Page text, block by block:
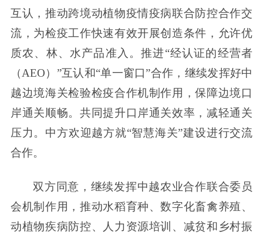
互认，推动跨境动植物疫情疫病联合防控合作交
流，为检疫工作快速有效开展创造条件，允许优
质农、林、水产品准入。推进“经认证的经营者
（AEO）”互认和“单一窗口”合作，继续发挥好中
越边境海关检验检疫合作机制作用，保障边境口
岸通关顺畅。共同提升口岸通关效率，减轻通关
压力。中方欢迎越方就“智慧海关”建设进行交流
合作。
双方同意，继续发挥中越农业合作联合委员
会机制作用，推动水稻育种、数字化畜禽养殖、
动植物疾病防控、人力资源培训、减贫和乡村振